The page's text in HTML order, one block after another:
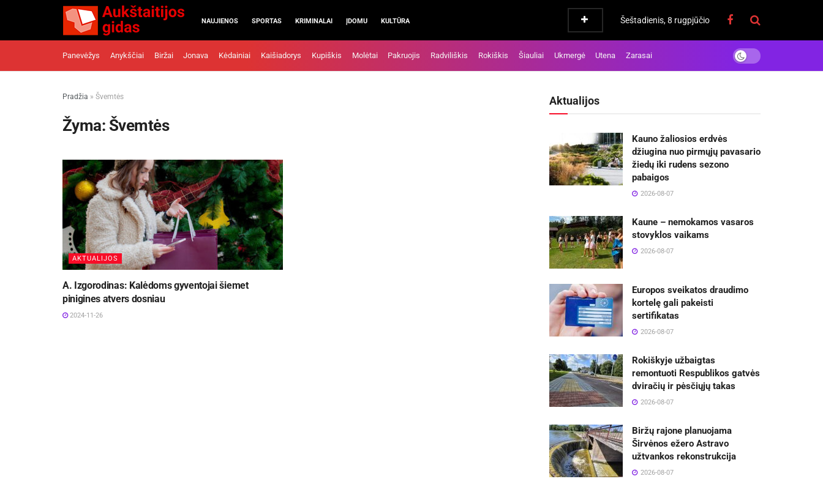
NAUJIENOS SPORTAS KRIMINALAI ĮDOMU KULTŪRA Šeštadienis, 8 rugpjūčio
Panevėžys Anykščiai Biržai Jonava Kėdainiai Kaišiadorys Kupiškis Molėtai Pakruojis Radviliškis Rokiškis Šiauliai Ukmergė Utena Zarasai
Pradžia » Švemtės
Žyma: Švemtės
AKTUALIJOS
A. Izgorodinas: Kalėdoms gyventojai šiemet
pinigines atvers dosniau
2024-11-26
Aktualijos
Kauno žaliosios erdvės
džiugina nuo pirmųjų pavasario
žiedų iki rudens sezono
pabaigos
2026-08-07
Kaune – nemokamos vasaros
stovyklos vaikams
2026-08-07
Europos sveikatos draudimo
kortelę gali pakeisti
sertifikatas
2026-08-07
Rokiškyje užbaigtas
remontuoti Respublikos gatvės
dviračių ir pėsčiųjų takas
2026-08-07
Biržų rajone planuojama
Širvėnos ežero Astravo
užtvankos rekonstrukcija
2026-08-07